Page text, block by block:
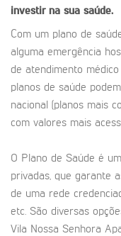
investir na sua saúde.
Com um plano de
alguma emergência
de atendimento
planos de saúde
nacional (planos mais
com valores mais
O Plano de Saúde é
privadas, que garante
de uma rede
etc. São diversas
Vila Nossa Senhora